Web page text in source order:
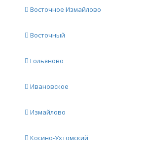
Восточное Измайлово
Восточный
Гольяново
Ивановское
Измайлово
Косино-Ухтомский